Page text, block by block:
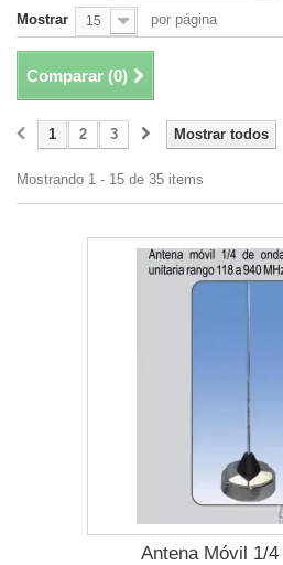
Mostrar 15 por página
Comparar (0)
Mostrar todos
1 2 3
Mostrando 1 - 15 de 35 items
Antena Móvil 1/4